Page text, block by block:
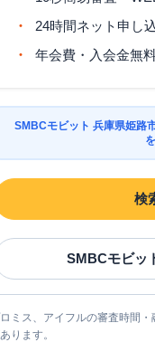
24時間ネット申し
年会費・入会金無
SMBCモビット 兵庫県姫路
検
SMBCモビッ
ミス、アイフルの審査時間
ります。